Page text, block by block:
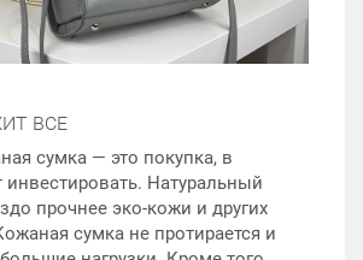
ВСЕ
сумка — это покупка, в
инвестировать. Натуральный
прочнее эко-кожи и других
сумка не протирается и